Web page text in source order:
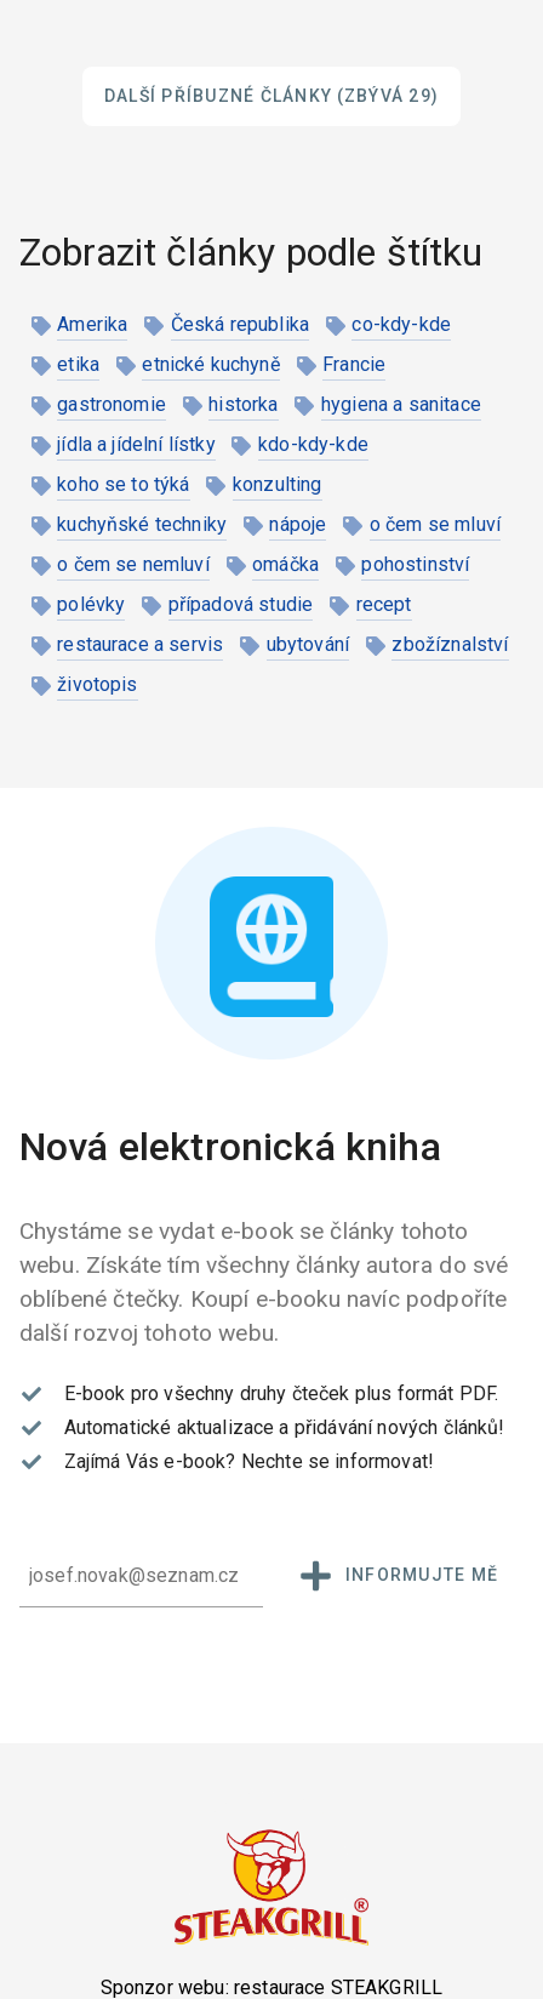
DALŠÍ PŘÍBUZNÉ ČLÁNKY (ZBÝVÁ 29)
Zobrazit články podle štítku
Amerika Česká republika
co-kdy-kde
etika
etnické kuchyně
Francie
gastronomie
historka
hygiena a sanitace
jídla a jídelní lístky
kdo-kdy-kde
koho se to týká
konzulting
kuchyňské techniky
nápoje
o čem se mluví
o čem se nemluví
omáčka
pohostinství
polévky
případová studie
recept
restaurace a servis
ubytování
zbožíznalství
životopis
Nová elektronická kniha
Chystáme se vydat e-book se články tohoto
webu. Získáte tím všechny články autora do své
oblíbené čtečky. Koupí e-booku navíc podpoříte
další rozvoj tohoto webu.
E-book pro všechny druhy čteček plus formát PDF.
Automatické aktualizace a přidávání nových článků!
Zajímá Vás e-book? Nechte se informovat!
INFORMUJTE MĚ
Sponzor webu: restaurace STEAKGRILL